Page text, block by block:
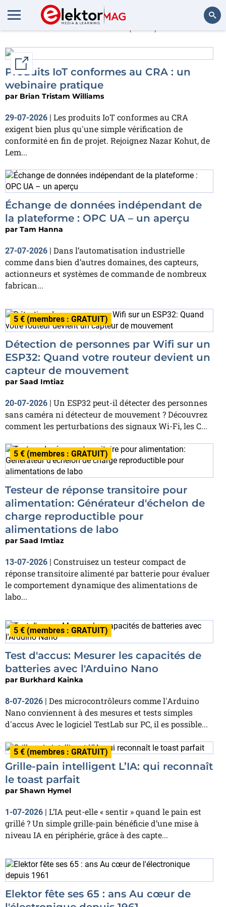
Articles
Produits IoT conformes au CRA : un
webinaire pratique
par Brian Tristam Williams
29-07-2026 | Les produits IoT conformes au CRA
exigent bien plus qu'une simple vérification de
conformité en fin de projet. Rejoignez Nazar Kohut, de
Lem...
Échange de données indépendant de
la plateforme : OPC UA – un aperçu
par Tam Hanna
27-07-2026 | Dans l’automatisation industrielle
comme dans bien d’autres domaines, des capteurs,
actionneurs et systèmes de commande de nombreux
fabrican...
5 € (membres : GRATUIT)
Détection de personnes par Wifi sur un
ESP32: Quand votre routeur devient un
capteur de mouvement
par Saad Imtiaz
20-07-2026 | Un ESP32 peut-il détecter des personnes
sans caméra ni détecteur de mouvement ? Découvrez
comment les perturbations des signaux Wi-Fi, les C...
5 € (membres : GRATUIT)
Testeur de réponse transitoire pour
alimentation: Générateur d'échelon de
charge reproductible pour
alimentations de labo
par Saad Imtiaz
13-07-2026 | Construisez un testeur compact de
réponse transitoire alimenté par batterie pour évaluer
le comportement dynamique des alimentations de
labo...
5 € (membres : GRATUIT)
Test d'accus: Mesurer les capacités de
batteries avec l'Arduino Nano
par Burkhard Kainka
8-07-2026 | Des microcontrôleurs comme l'Arduino
Nano conviennent à des mesures et tests simples
d'accus Avec le logiciel TestLab sur PC, il es possible...
5 € (membres : GRATUIT)
Grille-pain intelligent L’IA: qui reconnaît
le toast parfait
par Shawn Hymel
1-07-2026 | L’IA peut-elle « sentir » quand le pain est
grillé ? Un simple grille-pain bénéficie d’une mise à
niveau IA en périphérie, grâce à des capte...
Elektor fête ses 65 : ans Au cœur de